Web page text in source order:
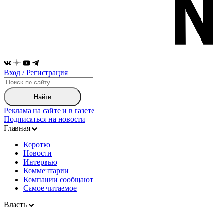
Вход / Регистрация
Найти
Реклама на сайте и в газете
Подписаться на новости
Главная
Коротко
Новости
Интервью
Комментарии
Компании сообщают
Самое читаемое
Власть